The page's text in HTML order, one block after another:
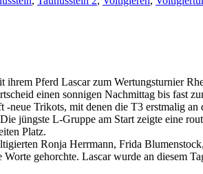
Pferd Lascar zum Wertungsturnier
einen sonnigen Nachmittag bis fast
Trikots, mit denen die T3 erstmalig an
jüngste L-Gruppe am Start zeigte eine
Platz.
Ronja Herrmann, Frida
gehorchte. Lascar wurde an diesem